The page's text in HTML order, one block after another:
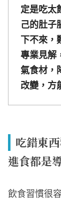
定是吃太
己的肚子
下不來，
專業見解
氣食材，
改變，方
吃錯東
進食都是
飲食習慣很